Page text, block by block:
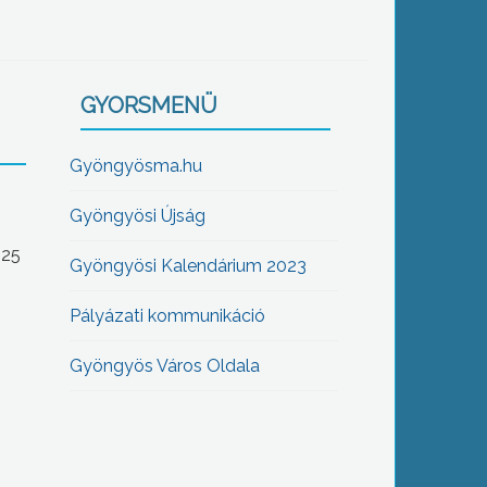
GYORSMENÜ
Gyöngyösma.hu
Gyöngyösi Újság
Gyöngyösi Kalendárium 2023
Pályázati kommunikáció
Gyöngyös Város Oldala